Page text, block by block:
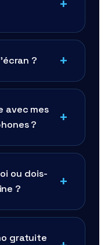
?
avec mes
?
ou dois-
?
gratuite